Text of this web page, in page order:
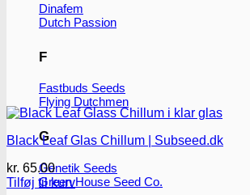
Dinafem
Dutch Passion
F
Fastbuds Seeds
Flying Dutchmen
G
Genetik Seeds
Green House Seed Co.
Black Leaf Glas Chillum | Subseed.dk
kr. 65.00
Tilføj til kurv